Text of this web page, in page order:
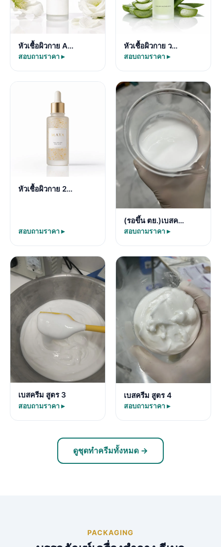
หัวเชื้อผิวกาย A…
สอบถามราคา ▸
หัวเชื้อผิวกาย ว…
สอบถามราคา ▸
หัวเชื้อผิวกาย 2…
สอบถามราคา ▸
(รอขึ้น ตย.)เบสค…
สอบถามราคา ▸
เบสครีม สูตร 3
สอบถามราคา ▸
เบสครีม สูตร 4
สอบถามราคา ▸
ดูชุดทำครีมทั้งหมด →
PACKAGING